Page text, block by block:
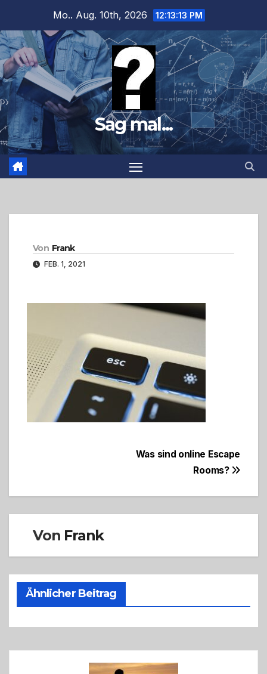
springen
Mo.. Aug. 10th, 2026 12:13:14 PM
Sag mal...
Von Frank
FEB. 1, 2021
Beitragsnavigation
Was sind online Escape
Rooms?
Von Frank
Ähnlicher Beitrag